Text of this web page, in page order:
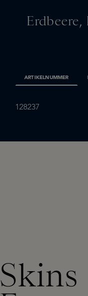
Erdbeere,
ARTIKELNUMMER
128237
Skins